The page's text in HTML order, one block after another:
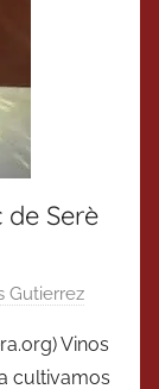
de Serè
Gutierrez
Vinos
cultivamos